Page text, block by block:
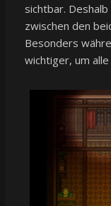
sichtbar.
zwischen den
Besonders
wichtiger, um